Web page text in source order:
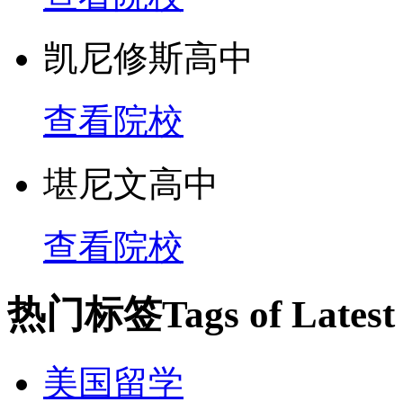
凯尼修斯高中
查看院校
堪尼文高中
查看院校
热门标签Tags of Latest
美国留学